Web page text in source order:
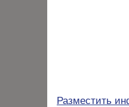
Разместить